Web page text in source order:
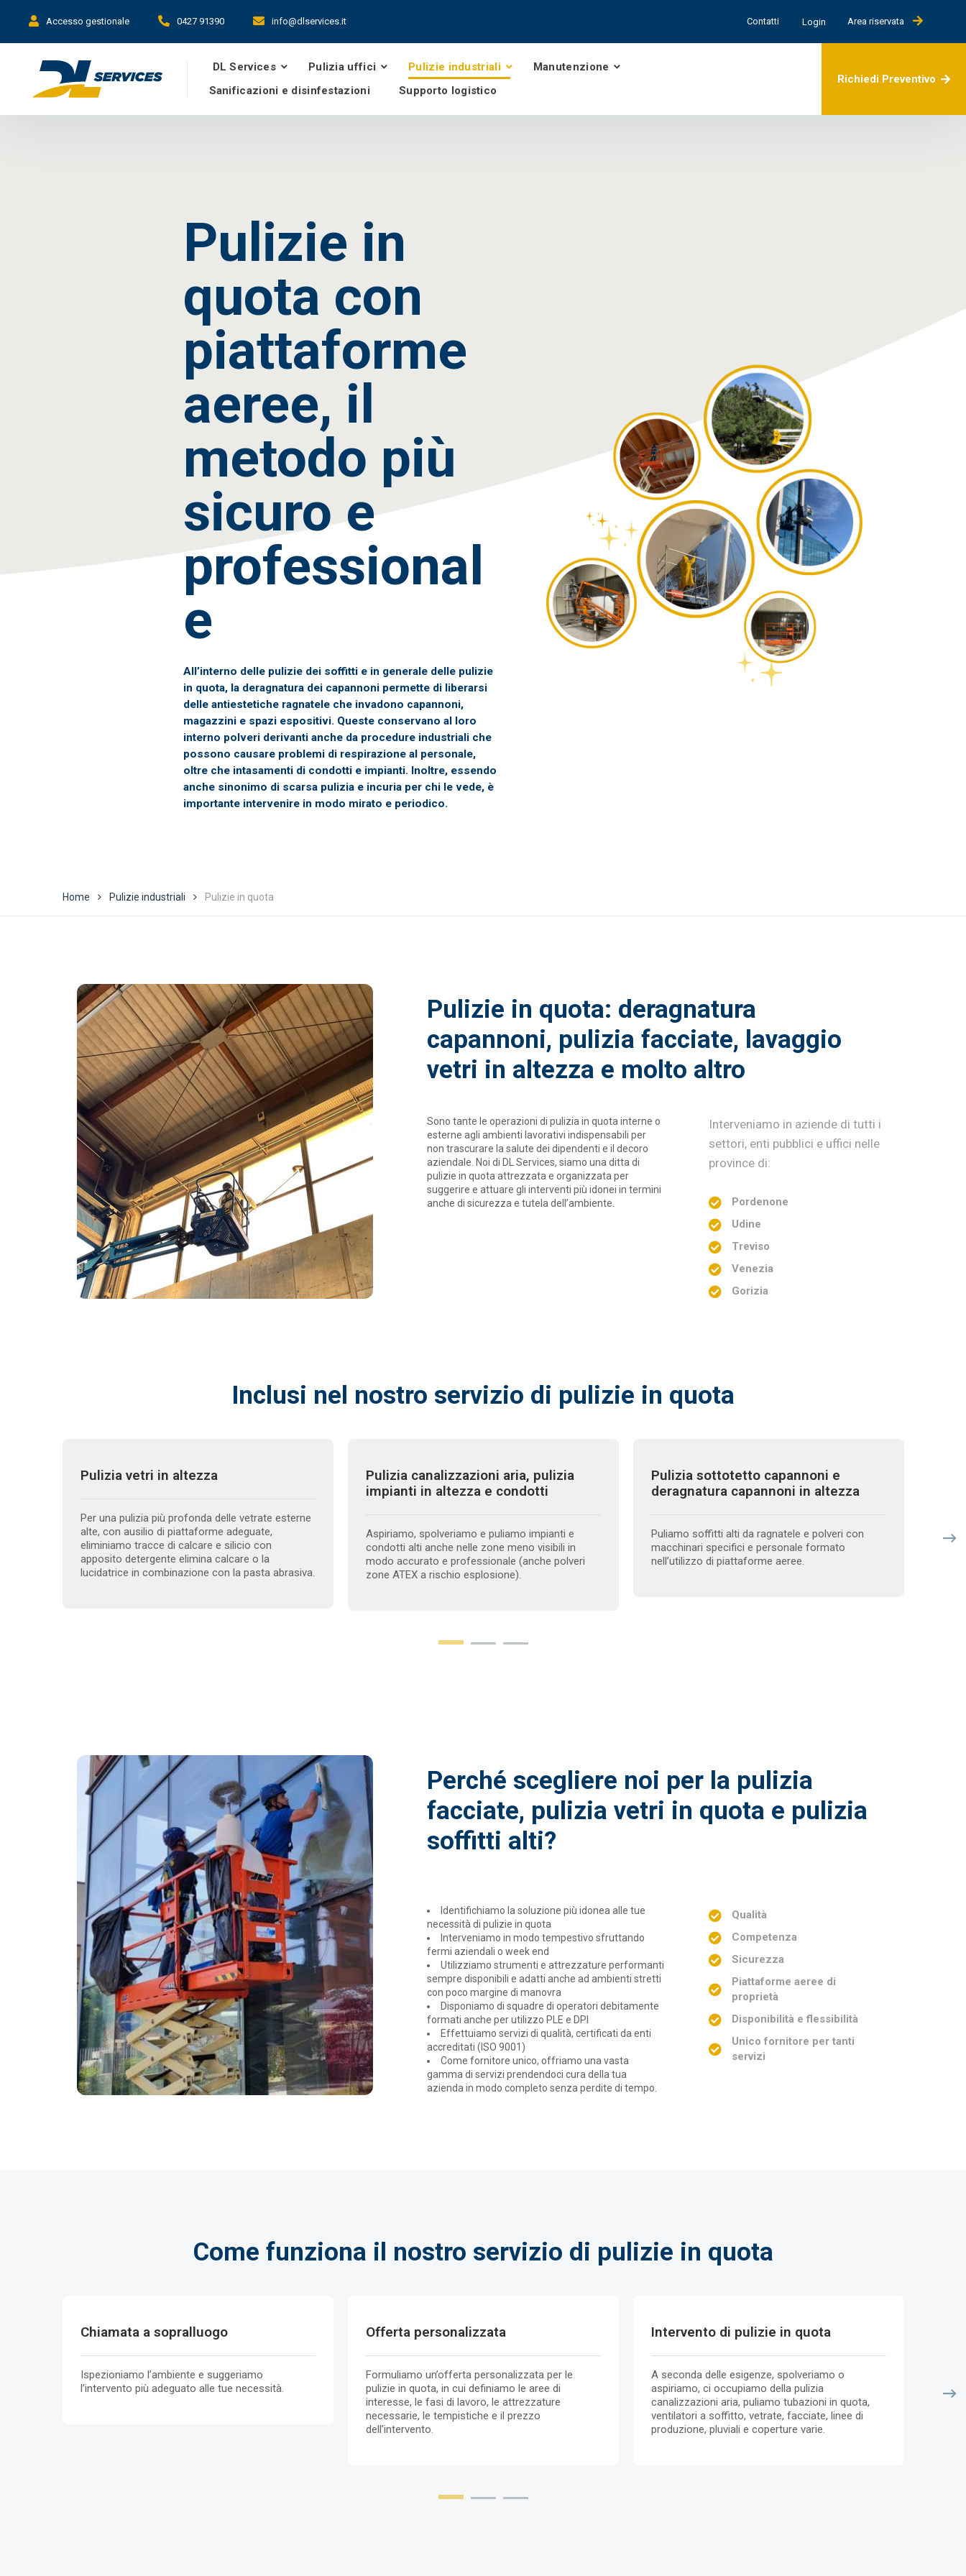
Accesso gestionale 0427 91390 info@dlservices.it Contatti Login Area riservata
DL Services Pulizia uffici Pulizie industriali
Manutenzione
Sanificazioni e disinfestazioni
Supporto logistico
Richiedi Preventivo
Pulizie in
quota con
piattaforme
aeree, il
metodo più
sicuro e
professional
e
All’interno delle pulizie dei soffitti e in generale delle pulizie
in quota, la deragnatura dei capannoni permette di liberarsi
delle antiestetiche ragnatele che invadono capannoni,
magazzini e spazi espositivi. Queste conservano al loro
interno polveri derivanti anche da procedure industriali che
possono causare problemi di respirazione al personale,
oltre che intasamenti di condotti e impianti. Inoltre, essendo
anche sinonimo di scarsa pulizia e incuria per chi le vede, è
importante intervenire in modo mirato e periodico.
Home Pulizie industriali Pulizie in quota
Pulizie in quota: deragnatura
capannoni, pulizia facciate, lavaggio
vetri in altezza e molto altro
Sono tante le operazioni di pulizia in quota interne o
esterne agli ambienti lavorativi indispensabili per
non trascurare la salute dei dipendenti e il decoro
aziendale. Noi di DL Services, siamo una ditta di
pulizie in quota attrezzata e organizzata per
suggerire e attuare gli interventi più idonei in termini
anche di sicurezza e tutela dell’ambiente.
Interveniamo in aziende di tutti i
settori, enti pubblici e uffici nelle
province di:
Pordenone
Udine
Treviso
Venezia
Gorizia
Inclusi nel nostro servizio di pulizie in quota
Pulizia vetri in altezza
Per una pulizia più profonda delle vetrate esterne
alte, con ausilio di piattaforme adeguate,
eliminiamo tracce di calcare e silicio con
apposito detergente elimina calcare o la
lucidatrice in combinazione con la pasta abrasiva.
Pulizia canalizzazioni aria, pulizia
impianti in altezza e condotti
Aspiriamo, spolveriamo e puliamo impianti e
condotti alti anche nelle zone meno visibili in
modo accurato e professionale (anche polveri
zone ATEX a rischio esplosione).
Pulizia sottotetto capannoni e
deragnatura capannoni in altezza
Puliamo soffitti alti da ragnatele e polveri con
macchinari specifici e personale formato
nell’utilizzo di piattaforme aeree.
Perché scegliere noi per la pulizia
facciate, pulizia vetri in quota e pulizia
soffitti alti?
Identifichiamo la soluzione più idonea alle tue
necessità di pulizie in quota
Interveniamo in modo tempestivo sfruttando
fermi aziendali o week end
Utilizziamo strumenti e attrezzature performanti
sempre disponibili e adatti anche ad ambienti stretti
con poco margine di manovra
Disponiamo di squadre di operatori debitamente
formati anche per utilizzo PLE e DPI
Effettuiamo servizi di qualità, certificati da enti
accreditati (ISO 9001)
Come fornitore unico, offriamo una vasta
gamma di servizi prendendoci cura della tua
azienda in modo completo senza perdite di tempo.
Qualità
Competenza
Sicurezza
Piattaforme aeree di
proprietà
Disponibilità e flessibilità
Unico fornitore per tanti
servizi
Come funziona il nostro servizio di pulizie in quota
Chiamata a sopralluogo
Ispezioniamo l’ambiente e suggeriamo
l’intervento più adeguato alle tue necessità.
Offerta personalizzata
Formuliamo un’offerta personalizzata per le
pulizie in quota, in cui definiamo le aree di
interesse, le fasi di lavoro, le attrezzature
necessarie, le tempistiche e il prezzo
dell’intervento.
Intervento di pulizie in quota
A seconda delle esigenze, spolveriamo o
aspiriamo, ci occupiamo della pulizia
canalizzazioni aria, puliamo tubazioni in quota,
ventilatori a soffitto, vetrate, facciate, linee di
produzione, pluviali e coperture varie.